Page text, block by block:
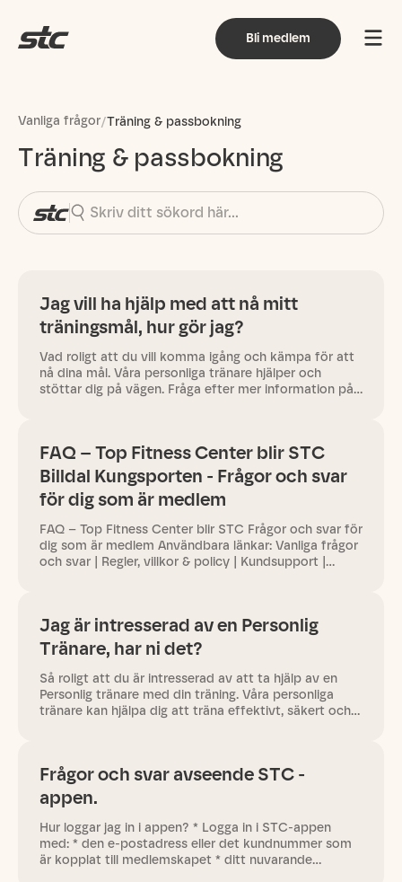
Bli medlem
Vanliga frågor/Träning & passbokning
Träning & passbokning
Jag vill ha hjälp med att nå mitt
träningsmål, hur gör jag?
Vad roligt att du vill komma igång och kämpa för att
nå dina mål. Våra personliga tränare hjälper och
stöttar dig på vägen. Fråga efter mer information på
FAQ – Top Fitness Center blir STC
Billdal Kungsporten - Frågor och svar
för dig som är medlem
FAQ – Top Fitness Center blir STC Frågor och svar för
dig som är medlem Användbara länkar: Vanliga frågor
och svar | Regler, villkor & policy | Kundsupport |
Jag är intresserad av en Personlig
Tränare, har ni det?
Så roligt att du är intresserad av att ta hjälp av en
Personlig tränare med din träning. Våra personliga
tränare kan hjälpa dig att träna effektivt, säkert och
Frågor och svar avseende STC -
appen.
Hur loggar jag in i appen? * Logga in i STC-appen
med: * den e-postadress eller det kundnummer som
är kopplat till medlemskapet * ditt nuvarande